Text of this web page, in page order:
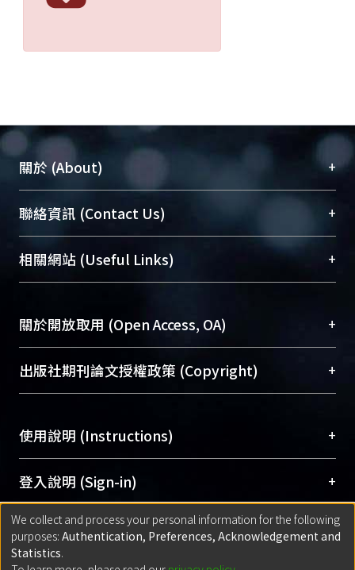
關於 (About) +
臺大位居世界頂尖大學之列，為永久珍藏及向國際
展現本校豐碩的研究成果及學術能量，圖書館整合
機構典藏（NTUR）與學術庫（AH）不同功能平
台，成為臺大學術典藏NTU scholars。期能整合研
成果。
To permanently archive and promote researcher
profiles and scholarly works, Library integrates the
services of “NTU Repository” with “Academic
聯絡資訊 (Contact Us) +
總館學科館員(Main Library)
醫學圖書館學科館員(Medical Library)
Sciences Library)
相關網站 (Useful Links) +
關於開放取用 (Open Access, OA) +
開放取用是從使用者角度提升資訊取用性的社會運
動，應用在學術研究上是透過將研究著作公開供使
用逐年攀升。同時可加速研究發展、提升研究影響
Archive）平台。 （點選深入了解OA）
出版社期刊論文授權政策 (Copyright) +
含部分內容的版權非匯入者所有，或由第三方贊
助與合作完成，請確認該版權所有者及第三方同
意提供此授權。
Please represent that the submission is your
original work, and that you have the right to
grant the rights to upload.
使用說明 (Instructions) +
網站簡介(Quickstart Guide)
使用手冊(Instruction Manual)
線上預約服務(Booking Service)
登入說明 (Sign-in) +
方案一：臺灣大學計算機中心帳號登入
(With C&INC Email Account)
匯入著作 (Submission) +
We collect and process your personal information for the following
purposes: Authentication, Preferences, Acknowledgement and
Statistics.